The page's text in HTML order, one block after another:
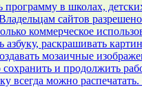
в школах,
сайтов
коммерческое
азбуку, раскрашивать
мозаичные
и продолжить
всегда можно